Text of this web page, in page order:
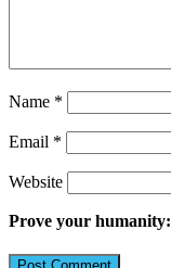
Name *
Email *
Website
Prove your humanity: